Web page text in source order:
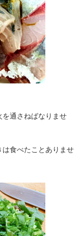
通さねばなりませ
食べたことありませ